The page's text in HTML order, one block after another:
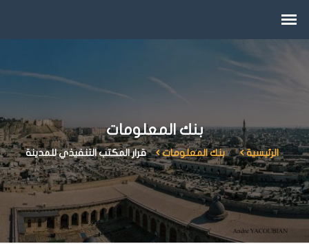
بنك المعلومات
الرئيسية بنك المعلومات قرار المكتب التنفيذي للمدينة